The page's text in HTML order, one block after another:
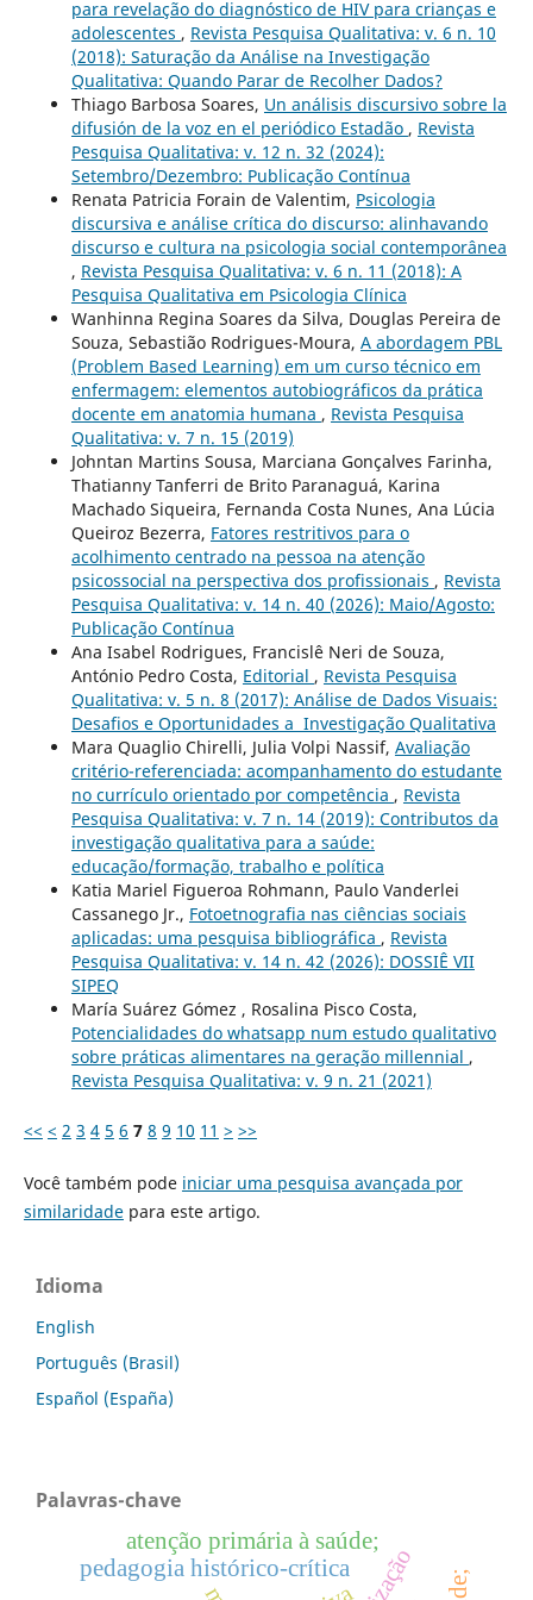
para revelação do diagnóstico de HIV para crianças e
adolescentes , Revista Pesquisa Qualitativa: v. 6 n. 10
(2018): Saturação da Análise na Investigação
Qualitativa: Quando Parar de Recolher Dados?
Thiago Barbosa Soares, Un análisis discursivo sobre la
difusión de la voz en el periódico Estadão , Revista
Pesquisa Qualitativa: v. 12 n. 32 (2024):
Setembro/Dezembro: Publicação Contínua
Renata Patricia Forain de Valentim, Psicologia
discursiva e análise crítica do discurso: alinhavando
discurso e cultura na psicologia social contemporânea
, Revista Pesquisa Qualitativa: v. 6 n. 11 (2018): A
Pesquisa Qualitativa em Psicologia Clí­nica
Wanhinna Regina Soares da Silva, Douglas Pereira de
Souza, Sebastião Rodrigues-Moura, A abordagem PBL
(Problem Based Learning) em um curso técnico em
enfermagem: elementos autobiográficos da prática
docente em anatomia humana , Revista Pesquisa
Qualitativa: v. 7 n. 15 (2019)
Johntan Martins Sousa, Marciana Gonçalves Farinha,
Thatianny Tanferri de Brito Paranaguá, Karina
Machado Siqueira, Fernanda Costa Nunes, Ana Lúcia
Queiroz Bezerra, Fatores restritivos para o
acolhimento centrado na pessoa na atenção
psicossocial na perspectiva dos profissionais , Revista
Pesquisa Qualitativa: v. 14 n. 40 (2026): Maio/Agosto:
Publicação Contínua
Ana Isabel Rodrigues, Francislê Neri de Souza,
António Pedro Costa, Editorial , Revista Pesquisa
Qualitativa: v. 5 n. 8 (2017): Análise de Dados Visuais:
Desafios e Oportunidades a Investigação Qualitativa
Mara Quaglio Chirelli, Julia Volpi Nassif, Avaliação
critério-referenciada: acompanhamento do estudante
no currículo orientado por competência , Revista
Pesquisa Qualitativa: v. 7 n. 14 (2019): Contributos da
investigação qualitativa para a saúde:
educação/formação, trabalho e política
Katia Mariel Figueroa Rohmann, Paulo Vanderlei
Cassanego Jr., Fotoetnografia nas ciências sociais
aplicadas: uma pesquisa bibliográfica , Revista
Pesquisa Qualitativa: v. 14 n. 42 (2026): DOSSIÊ VII
SIPEQ
María Suárez Gómez , Rosalina Pisco Costa,
Potencialidades do whatsapp num estudo qualitativo
sobre práticas alimentares na geração millennial ,
Revista Pesquisa Qualitativa: v. 9 n. 21 (2021)
<< < 2 3 4 5 6 7 8 9 10 11 > >>
Você também pode iniciar uma pesquisa avançada por
similaridadepara este artigo.
Idioma
English
Português (Brasil)
Español (España)
Palavras-chave
pedagogia histórico-crítica
atenção primária à saúde;